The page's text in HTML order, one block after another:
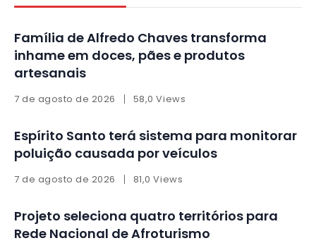
Família de Alfredo Chaves transforma
inhame em doces, pães e produtos
artesanais
7 de agosto de 2026 58,0 Views
Espírito Santo terá sistema para monitorar
poluição causada por veículos
7 de agosto de 2026 81,0 Views
Projeto seleciona quatro territórios para
Rede Nacional de Afroturismo